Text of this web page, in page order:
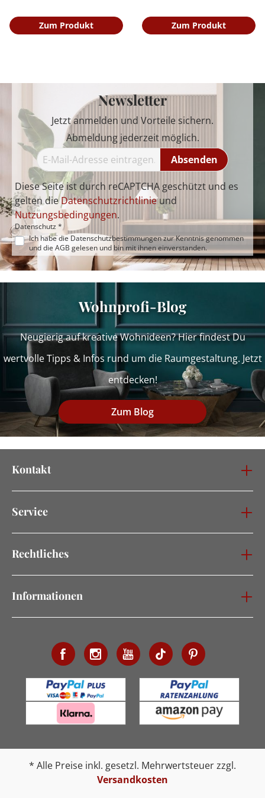
Zum Produkt Zum Produkt
Newsletter
Jetzt anmelden und Vorteile sichern.
Abmeldung jederzeit möglich.
Absenden
Diese Seite ist durch reCAPTCHA geschützt und es
gelten dieDatenschutzrichtlinieund
Nutzungsbedingungen.
Datenschutz *
Ich habe die Datenschutzbestimmungenzur Kenntnis genommen
und die AGB gelesen und bin mit ihnen einverstanden.
Wohnprofi-Blog
Neugierig auf kreative Wohnideen? Hier findest Du
wertvolle Tipps & Infos rund um die Raumgestaltung. Jetzt
entdecken!
Zum Blog
Kontakt
Service
Rechtliches
Informationen
* Alle Preise inkl. gesetzl. Mehrwertsteuer zzgl.
Versandkosten